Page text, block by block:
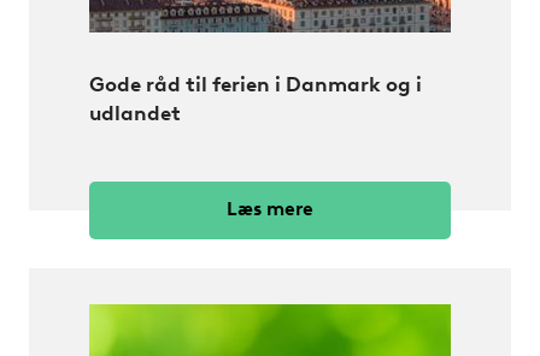
Gode råd til ferien i Danmark og i
udlandet
Læs mere